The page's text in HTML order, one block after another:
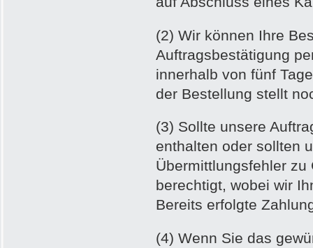
(2) Wir können Ihre
Auftragsbestätigung
innerhalb von fünf
der Bestellung stellt
(3) Sollte unsere
enthalten oder sollten
Übermittlungsfehler zu
berechtigt, wobei wir
Bereits erfolgte
(4) Wenn Sie das